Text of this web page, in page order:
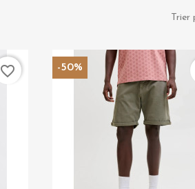
Trier
favorite_border -50%